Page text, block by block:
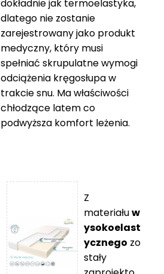
zł
5
365 zł
dokładnie jak termoelastyka,
dlatego nie zostanie
zarejestrowany jako produkt
medyczny, który musi
spełniać skrupulatne wymogi
odciążenia kręgosłupa w
trakcie snu. Ma właściwości
chłodzące latem co
podwyższa komfort leżenia.
Z
materiałuw
ysokoelast
ycznego zo
stały